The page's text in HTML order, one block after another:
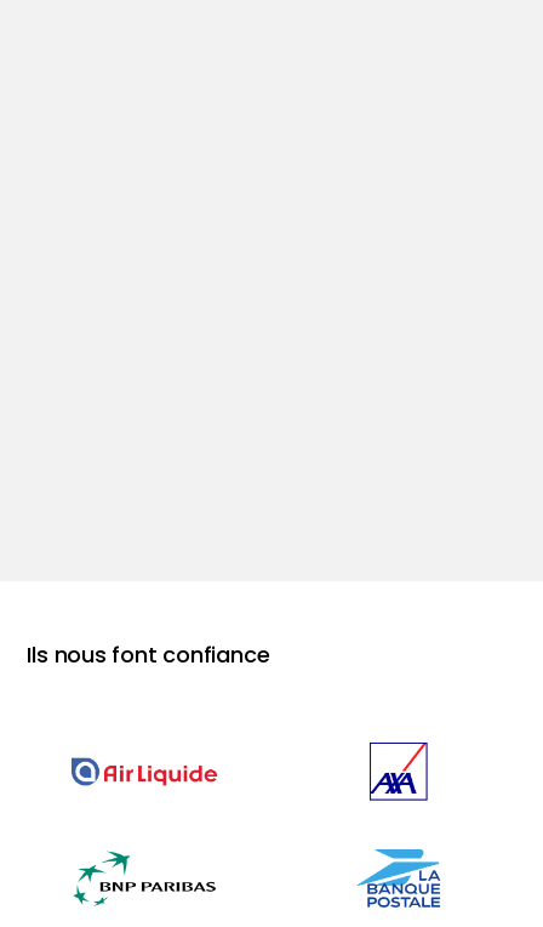
Ils nous font confiance